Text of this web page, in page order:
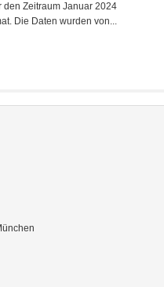
den Zeitraum Januar 2024
Die Daten wurden von...